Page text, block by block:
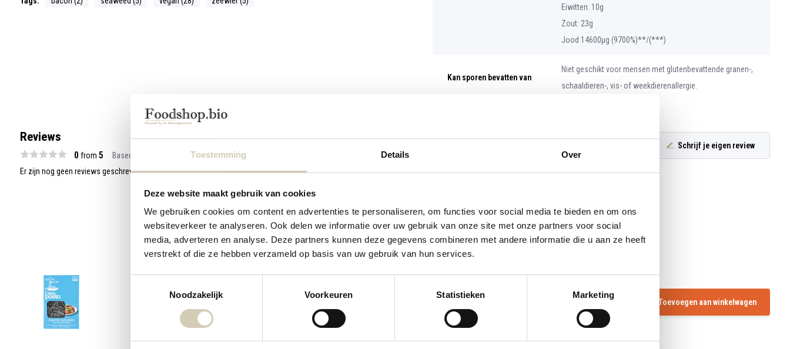
Toestemming Details Over
Deze website maakt gebruik van cookies
We gebruiken cookies om content en advertenties te personaliseren, om functies voor social media te bieden en om ons
websiteverkeer te analyseren. Ook delen we informatie over uw gebruik van onze site met onze partners voor social
media, adverteren en analyse. Deze partners kunnen deze gegevens combineren met andere informatie die u aan ze heeft
verstrekt of die ze hebben verzameld op basis van uw gebruik van hun services.
Noodzakelijk
Voorkeuren Statistieken Marketing
Eiwitten: 10g
Zout: 23g
Jood 14600μg (9700%)**/(***)
Kan sporen bevatten van
Niet geschikt voor mensen met glutenbevattende granen-,
schaaldieren-, vis- of weekdierenallergie.
Reviews
0 from 5 Based on 0 reviews
Schrijf je eigen review
Er zijn nog geen reviews geschreven over dit product..
4,99
Seamore Zeewier tagliatelle bio
5 Op voorraad: De levertijd zal circa 1 tot 3 dagen bedragen!
Toevoegen aan winkelwagen